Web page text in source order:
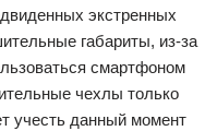
экстренных
габариты, из-за
смартфоном
чехлы только
учесть данный момент